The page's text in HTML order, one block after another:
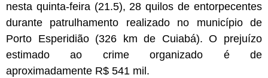
nesta quinta-feira (21.5), 28 quilos de entorpecentes
durante patrulhamento realizado no município de
Porto Esperidião (326 km de Cuiabá). O prejuízo
estimado ao crime organizado é de
aproximadamente R$ 541 mil.